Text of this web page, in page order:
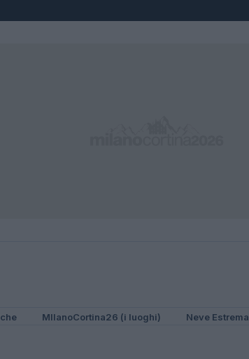
MIlanoCortina26 (i luoghi) Neve Estrema